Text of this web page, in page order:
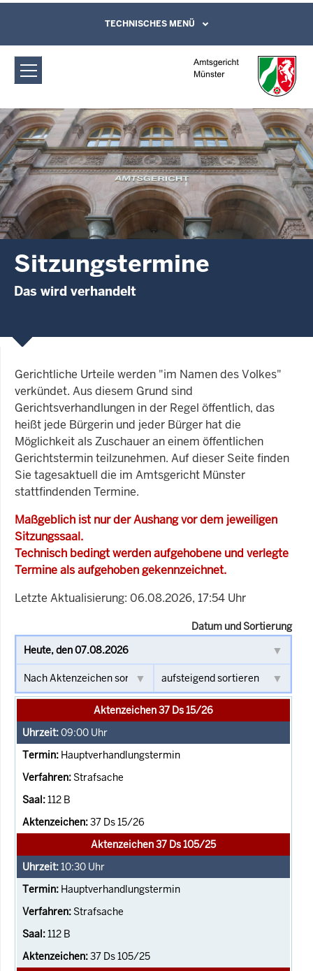
Amtsgericht Münster: Sitzungstermine
Direkt zum Inhalt
Leichte Sprache, Gebärdensprachenvideo
und Kontaktformular
TECHNISCHES MENÜ
Sitzungstermine
Das wird verhandelt
Gerichtliche Urteile werden "im Namen des Volkes"
verkündet. Aus diesem Grund sind
Gerichtsverhandlungen in der Regel öffentlich, das
heißt jede Bürgerin und jeder Bürger hat die
Möglichkeit als Zuschauer an einem öffentlichen
Gerichtstermin teilzunehmen. Auf dieser Seite finden
Sie tagesaktuell die im Amtsgericht Münster
stattfindenden Termine.
Maßgeblich ist nur der Aushang vor dem jeweiligen
Sitzungssaal.
Technisch bedingt werden aufgehobene und verlegte
Termine als aufgehoben gekennzeichnet.
Letzte Aktualisierung: 06.08.2026, 17:54 Uhr
Datum und Sortierung
Aktenzeichen 37 Ds 15/26
09:00 Uhr
Hauptverhandlungstermin
Strafsache
112 B
37 Ds 15/26
Aktenzeichen 37 Ds 105/25
10:30 Uhr
Hauptverhandlungstermin
Strafsache
112 B
37 Ds 105/25